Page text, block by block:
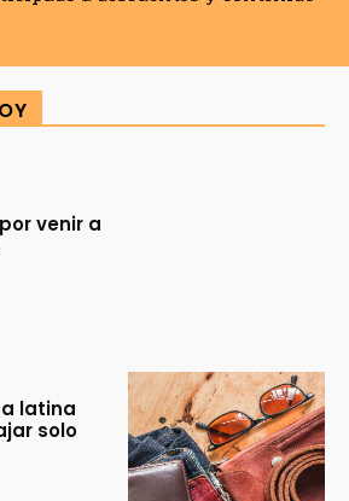
venir a
latina
solo